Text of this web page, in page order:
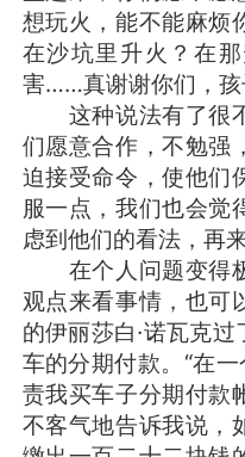
想玩火，能不能麻烦
在沙坑里升火？在
害……真谢谢你们，孩
这种说法有了很不
们愿意合作，不勉强
迫接受命令，使他们
服一点，我们也会觉
虑到他们的看法，再
在个人问题变得极
观点来看事情，也可
的伊丽莎白·诺瓦克
车的分期付款。“在
责我买车子分期付款
不客气地告诉我说，